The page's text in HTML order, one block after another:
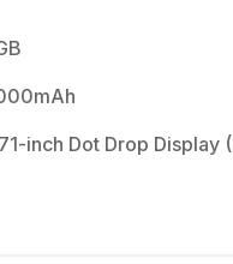
inch Dot Drop Display